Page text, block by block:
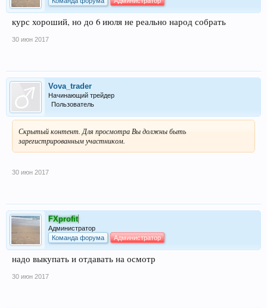
курс хороший, но до 6 июля не реально народ собрать
30 июн 2017
Vova_trader
Начинающий трейдер
Пользователь
Скрытый контент. Для просмотра Вы должны быть
зарегистрированным участником.
30 июн 2017
FXprofit
Администратор
Команда форума
Администратор
надо выкупать и отдавать на осмотр
30 июн 2017